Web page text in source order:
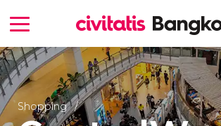
Shopping